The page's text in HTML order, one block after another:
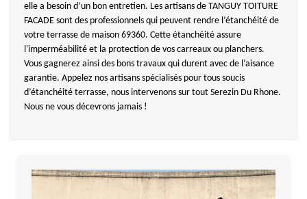
elle a besoin d’un bon entretien. Les artisans de TANGUY TOITURE
FACADE sont des professionnels qui peuvent rendre l’étanchéité de
votre terrasse de maison 69360. Cette étanchéité assure
l'imperméabilité et la protection de vos carreaux ou planchers.
Vous gagnerez ainsi des bons travaux qui durent avec de l’aisance
garantie. Appelez nos artisans spécialisés pour tous soucis
d’étanchéité terrasse, nous intervenons sur tout Serezin Du Rhone.
Nous ne vous décevrons jamais !